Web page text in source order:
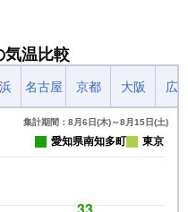
気温比較
名古屋 京都 大阪 広
集計期間：8月6日(木)～8月15日(土)
愛知県南知多町 東京